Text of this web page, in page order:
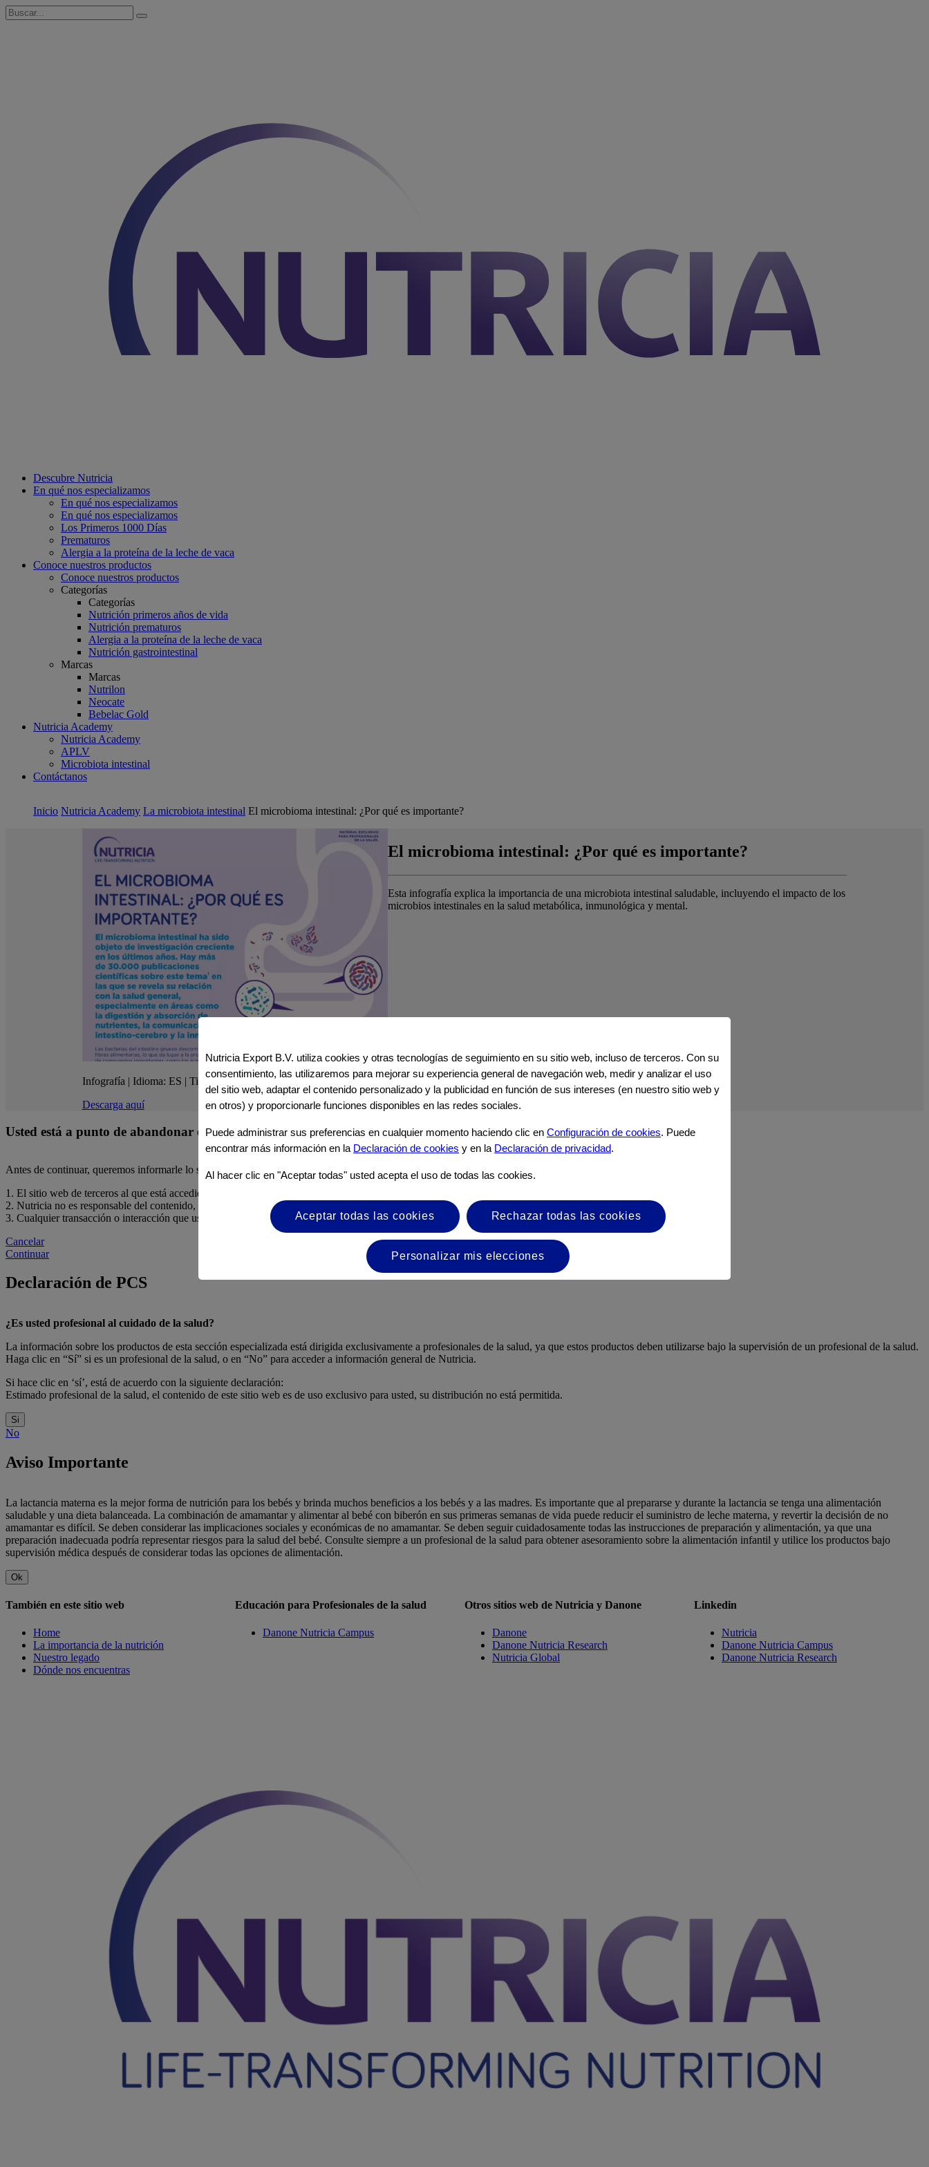
Descubre Nutricia
En qué nos especializamos
En qué nos especializamos
En qué nos especializamos
Los Primeros 1000 Días
Prematuros
Alergia a la proteína de la leche de vaca
Conoce nuestros productos
Conoce nuestros productos
Categorías
Categorías
Nutrición primeros años de vida
Nutrición prematuros
Alergia a la proteína de la leche de vaca
Nutrición gastrointestinal
Marcas
Marcas
Nutrilon
Neocate
Bebelac Gold
Nutricia Academy
Nutricia Academy
APLV
Microbiota intestinal
Contáctanos
Inicio Nutricia Academy La microbiota intestinal El microbioma intestinal: ¿Por qué es importante?
Infografía | Idioma: ES | Tiempo total: 5 minutos
Descarga aquí
El microbioma intestinal: ¿Por qué es importante?
Esta infografía explica la importancia de una microbiota intestinal saludable, incluyendo el impacto de los
microbios intestinales en la salud metabólica, inmunológica y mental.
Usted está a punto de abandonar el sitio web de Nutricia Export B.V. ("Nutricia") y acceder a un sitio web de terceros.
Antes de continuar, queremos informarle lo siguiente:
1. El sitio web de terceros al que está accediendo no es operado ni controlado por Nutricia.
2. Nutricia no es responsable del contenido, servicios o productos ofrecidos en el sitio web de terceros.
3. Cualquier transacción o interacción que usted tenga en el sitio web de terceros es exclusivamente entre usted y el tercero.
Cancelar
Continuar
Declaración de PCS
¿Es usted profesional al cuidado de la salud?
La información sobre los productos de esta sección especializada está dirigida exclusivamente a profesionales de la salud, ya que estos productos deben utilizarse bajo la supervisión de un profesional de la salud.
Haga clic en “Sí” si es un profesional de la salud, o en “No” para acceder a información general de Nutricia.
Si hace clic en ‘sí’, está de acuerdo con la siguiente declaración:
Estimado profesional de la salud, el contenido de este sitio web es de uso exclusivo para usted, su distribución no está permitida.
Si
No
Aviso Importante
La lactancia materna es la mejor forma de nutrición para los bebés y brinda muchos beneficios a los bebés y a las madres. Es importante que al prepararse y durante la lactancia se tenga una alimentación
saludable y una dieta balanceada. La combinación de amamantar y alimentar al bebé con biberón en sus primeras semanas de vida puede reducir el suministro de leche materna, y revertir la decisión de no
amamantar es difícil. Se deben considerar las implicaciones sociales y económicas de no amamantar. Se deben seguir cuidadosamente todas las instrucciones de preparación y alimentación, ya que una
preparación inadecuada podría representar riesgos para la salud del bebé. Consulte siempre a un profesional de la salud para obtener asesoramiento sobre la alimentación infantil y utilice los productos bajo
supervisión médica después de considerar todas las opciones de alimentación.
Ok
También en este sitio web
Home
La importancia de la nutrición
Nuestro legado
Dónde nos encuentras
Educación para Profesionales de la salud
Danone Nutricia Campus
Otros sitios web de Nutricia y Danone
Danone
Danone Nutricia Research
Nutricia Global
Linkedin
Nutricia
Danone Nutricia Campus
Danone Nutricia Research
Nutricia Export B.V. utiliza cookies y otras tecnologías de seguimiento en su sitio web, incluso de terceros. Con su
consentimiento, las utilizaremos para mejorar su experiencia general de navegación web, medir y analizar el uso
del sitio web, adaptar el contenido personalizado y la publicidad en función de sus intereses (en nuestro sitio web y
en otros) y proporcionarle funciones disponibles en las redes sociales.
Puede administrar sus preferencias en cualquier momento haciendo clic en Configuración de cookies. Puede
encontrar más información en la Declaración de cookies y en la Declaración de privacidad.
Al hacer clic en "Aceptar todas" usted acepta el uso de todas las cookies.
Aceptar todas las cookies Rechazar todas las cookies
Personalizar mis elecciones